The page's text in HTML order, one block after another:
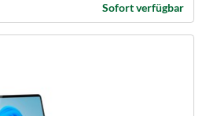
Sofort verfügbar